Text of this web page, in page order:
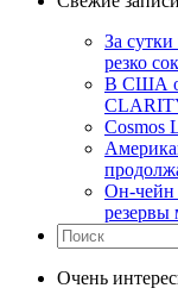
За
резко
В США
Cosmos
Он-чейн
резервы
Очень